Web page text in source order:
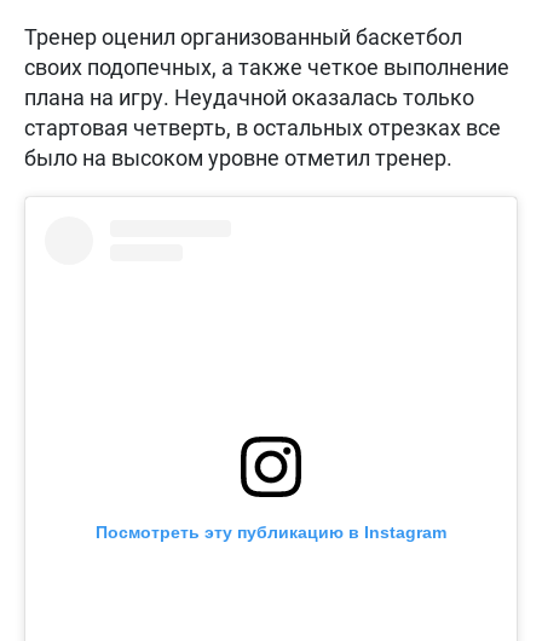
Тренер оценил организованный баскетбол
своих подопечных, а также четкое выполнение
плана на игру. Неудачной оказалась только
стартовая четверть, в остальных отрезках все
было на высоком уровне отметил тренер.
Посмотреть эту публикацию в Instagram